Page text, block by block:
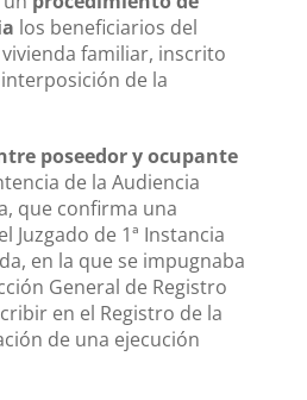
los beneficiarios del
familiar, inscrito
de la
poseedor y ocupante
de la Audiencia
que confirma una
de 1ª Instancia
en la que se impugnaba
General de Registro
en el Registro de la
de una ejecución